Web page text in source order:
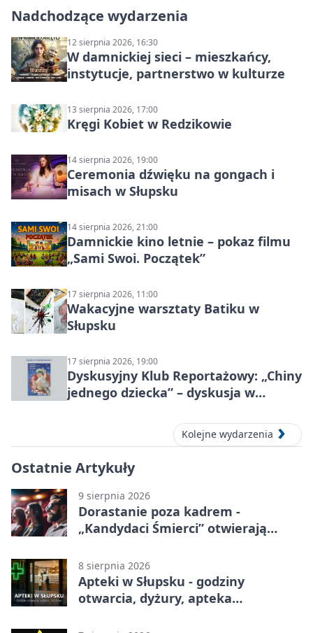
Nadchodzące wydarzenia
12 sierpnia 2026, 16:30
W damnickiej sieci – mieszkańcy,
instytucje, partnerstwo w kulturze
13 sierpnia 2026, 17:00
Kręgi Kobiet w Redzikowie
14 sierpnia 2026, 19:00
Ceremonia dźwięku na gongach i
misach w Słupsku
14 sierpnia 2026, 21:00
Damnickie kino letnie – pokaz filmu
„Sami Swoi. Początek”
17 sierpnia 2026, 11:00
Wakacyjne warsztaty Batiku w
Słupsku
17 sierpnia 2026, 19:00
Dyskusyjny Klub Reportażowy: „Chiny
jednego dziecka” – dyskusja w
Kolejne wydarzenia
Ostatnie Artykuły
9 sierpnia 2026
Dorastanie poza kadrem -
„Kandydaci Śmierci” otwierają
8 sierpnia 2026
Apteki w Słupsku - godziny
otwarcia, dyżury, apteka